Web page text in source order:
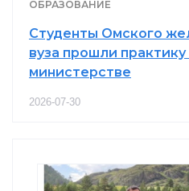
ОБРАЗОВАНИЕ
Студенты Омского
вуза прошли
министерстве
2026-07-30